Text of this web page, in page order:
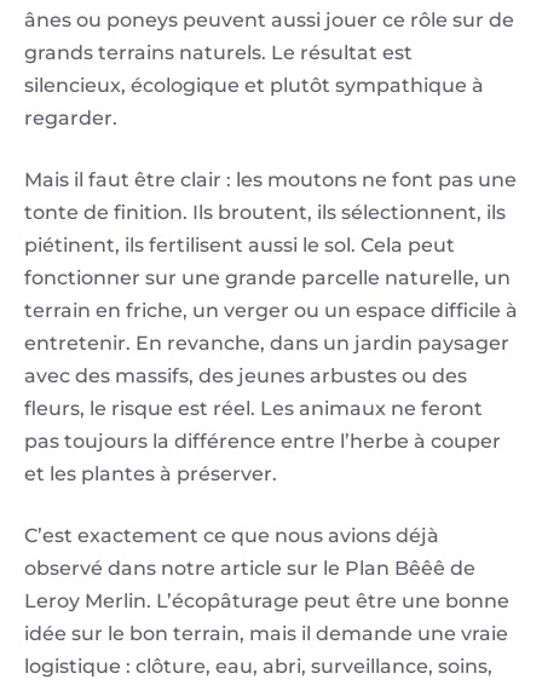
ânes ou poneys peuvent aussi jouer ce rôle sur de
grands terrains naturels. Le résultat est
silencieux, écologique et plutôt sympathique à
regarder.
Mais il faut être clair : les moutons ne font pas une
tonte de finition. Ils broutent, ils sélectionnent, ils
piétinent, ils fertilisent aussi le sol. Cela peut
fonctionner sur une grande parcelle naturelle, un
terrain en friche, un verger ou un espace difficile à
entretenir. En revanche, dans un jardin paysager
avec des massifs, des jeunes arbustes ou des
fleurs, le risque est réel. Les animaux ne feront
pas toujours la différence entre l’herbe à couper
et les plantes à préserver.
C’est exactement ce que nous avions déjà
observé dans notre article sur le Plan Bêêê de
Leroy Merlin. L’écopâturage peut être une bonne
idée sur le bon terrain, mais il demande une vraie
logistique : clôture, eau, abri, surveillance, soins,